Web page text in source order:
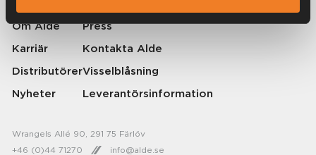
Om Alde
Karriär
Distributörer
Nyheter
Press
Kontakta Alde
Visselblåsning
Leverantörsinformation
Wrangels Allé 90, 291 75 Färlöv
+46 (0)44 71270
info@alde.se